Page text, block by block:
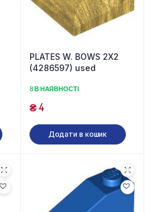
PLATES W. BOWS 2X2
(4286597) used
8 В НАЯВНОСТІ
₴4
Додати в кошик